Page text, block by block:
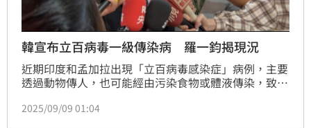
韓宣布立百病毒一級傳染病 羅一鈞揭現況
近期印度和孟加拉出現「立百病毒感染症」病例，主要
透過動物傳人，也可能經由污染食物或體液傳染，致死
日宣布，新增立百病毒感染症為第一級傳染病，所有自
2025/09/09 01:04